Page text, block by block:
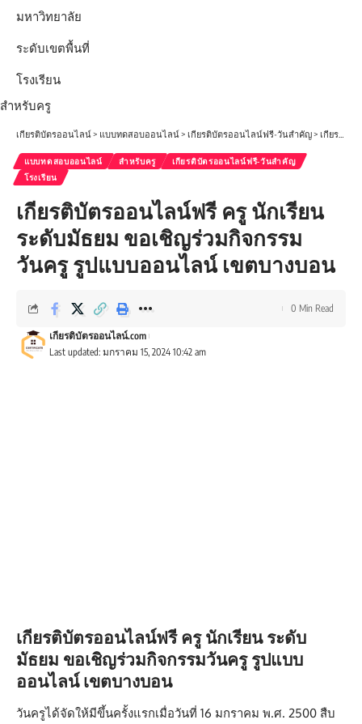
มหาวิทยาลัย
ระดับเขตพื้นที่
โรงเรียน
สำหรับครู
เกียรติบัตรออนไลน์> แบบทดสอบออนไลน์> เกียรติบัตรออนไลน์ฟรี-วันสำคัญ> เกียรติบัตรออนไลน์ฟรี ครู นักเรียน ระดับมัธยม ขอเชิญร่วมกิจกรรมวันครู รูปแบบออนไลน์ เขตบางบอน
แบบทดสอบออนไลน์ สำหรับครู
เกียรติบัตรออนไลน์ฟรี-วันสำคัญ
โรงเรียน
เกียรติบัตรออนไลน์ฟรี ครู นักเรียน
ระดับมัธยม ขอเชิญร่วมกิจกรรม
วันครู รูปแบบออนไลน์ เขตบางบอน
Last updated: มกราคม 15, 2024 10:42 am
เกียรติบัตรออนไลน์.com
0 Min Read
เกียรติบัตรออนไลน์ฟรี ครู นักเรียน ระดับ
มัธยม ขอเชิญร่วมกิจกรรมวันครู รูปแบบ
ออนไลน์ เขตบางบอน
วันครูได้จัดให้มีขึ้นครั้งแรกเมื่อวันที่ 16 มกราคม พ.ศ. 2500 สืบ